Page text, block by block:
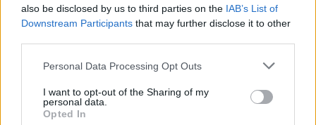
also be disclosed by us to third parties on the IAB’s List of
Downstream Participants that may further disclose it to other
Personal Data Processing Opt Outs
I want to opt-out of the Sharing of my
personal data.
Opted In
Laisvalaikis
Trys įpročiai po 45 metų
metų gyvenimo be
demencijos – tyrimas
Laisvalaikis
Psichologinis testas:
patinkančią gėlę ir